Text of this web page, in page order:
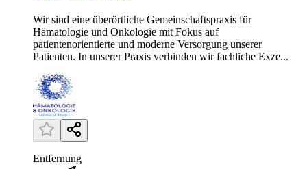
Wir sind eine überörtliche Gemeinschaftspraxis für
Hämatologie und Onkologie mit Fokus auf
patientenorientierte und moderne Versorgung unserer
Patienten. In unserer Praxis verbinden wir fachliche Exze...
Entfernung